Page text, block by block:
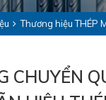
Thương hiệu THÉP
CHUYỂN